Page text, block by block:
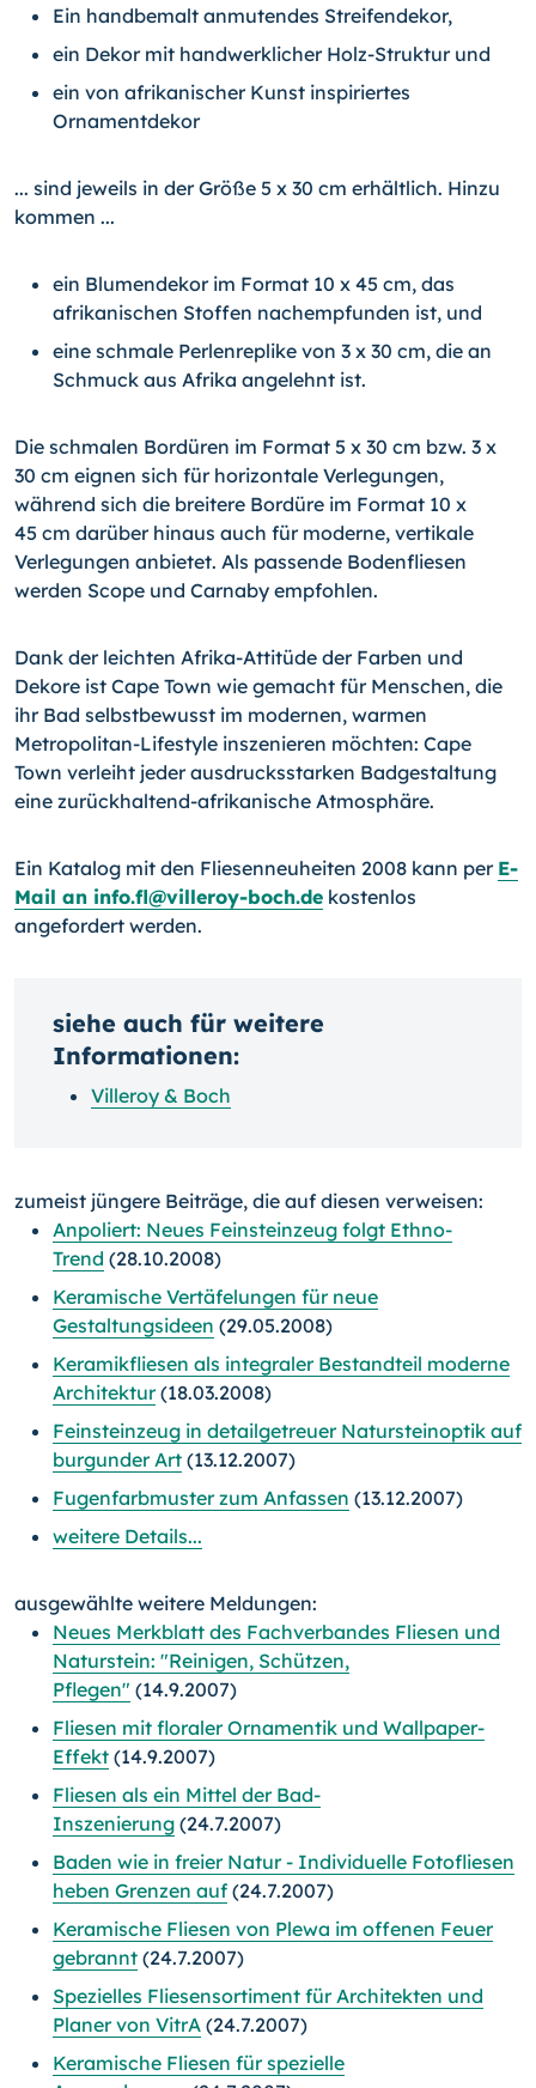
Ein handbemalt anmutendes Streifendekor,
ein Dekor mit handwerklicher Holz-Struktur und
ein von afrikanischer Kunst inspiriertes
Ornamentdekor
... sind jeweils in der Größe 5 x 30 cm erhältlich. Hinzu
kommen ...
ein Blumendekor im Format 10 x 45 cm, das
afrikanischen Stoffen nachempfunden ist, und
eine schmale Perlenreplike von 3 x 30 cm, die an
Schmuck aus Afrika angelehnt ist.
Die schmalen Bordüren im Format 5 x 30 cm bzw. 3 x
30 cm eignen sich für horizontale Verlegungen,
während sich die breitere Bordüre im Format 10 x
45 cm darüber hinaus auch für moderne, vertikale
Verlegungen anbietet. Als passende Bodenfliesen
werden Scope und Carnaby empfohlen.
Dank der leichten Afrika-Attitüde der Farben und
Dekore ist Cape Town wie gemacht für Menschen, die
ihr Bad selbstbewusst im modernen, warmen
Metropolitan-Lifestyle inszenieren möchten: Cape
Town verleiht jeder ausdrucksstarken Badgestaltung
eine zurückhaltend-afrikanische Atmosphäre.
Ein Katalog mit den Fliesenneuheiten 2008 kann per E-
Mail an info.fl@villeroy-boch.de kostenlos
angefordert werden.
siehe auch für weitere
Informationen:
Villeroy & Boch
zumeist jüngere Beiträge, die auf diesen verweisen:
Anpoliert: Neues Feinsteinzeug folgt Ethno-
Trend (28.10.2008)
Keramische Vertäfelungen für neue
Gestaltungsideen (29.05.2008)
Keramikfliesen als integraler Bestandteil moderne
Architektur(18.03.2008)
Feinsteinzeug in detailgetreuer Natursteinoptik auf
burgunder Art (13.12.2007)
Fugenfarbmuster zum Anfassen (13.12.2007)
weitere Details...
ausgewählte weitere Meldungen:
Neues Merkblatt des Fachverbandes Fliesen und
Naturstein: "Reinigen, Schützen,
Pflegen" (14.9.2007)
Fliesen mit floraler Ornamentik und Wallpaper-
Effekt (14.9.2007)
Fliesen als ein Mittel der Bad-
Inszenierung (24.7.2007)
Baden wie in freier Natur - Individuelle Fotofliesen
heben Grenzen auf (24.7.2007)
Keramische Fliesen von Plewa im offenen Feuer
gebrannt (24.7.2007)
Spezielles Fliesensortiment für Architekten und
Planer von VitrA (24.7.2007)
Keramische Fliesen für spezielle